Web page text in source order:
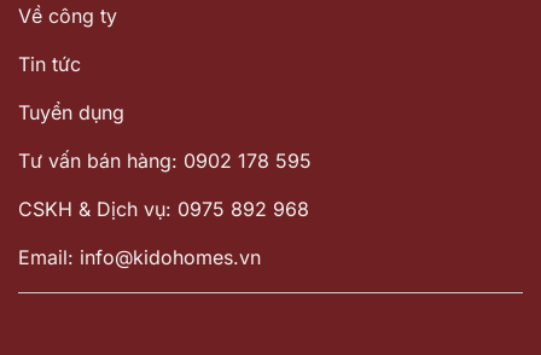
Về công ty
Tin tức
Tuyển dụng
Tư vấn bán hàng: 0902 178 595
CSKH & Dịch vụ: 0975 892 968
Email: info@kidohomes.vn